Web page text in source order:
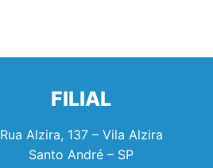
FILIAL
Rua Alzira, 137 – Vila Alzira
Santo André – SP